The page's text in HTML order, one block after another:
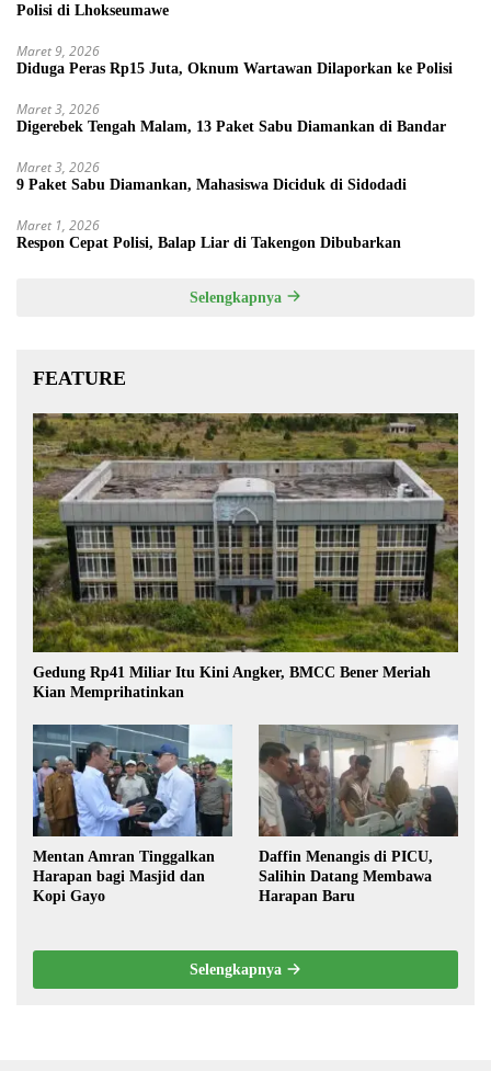
Polisi di Lhokseumawe
Maret 9, 2026
Diduga Peras Rp15 Juta, Oknum Wartawan Dilaporkan ke Polisi
Maret 3, 2026
Digerebek Tengah Malam, 13 Paket Sabu Diamankan di Bandar
Maret 3, 2026
9 Paket Sabu Diamankan, Mahasiswa Diciduk di Sidodadi
Maret 1, 2026
Respon Cepat Polisi, Balap Liar di Takengon Dibubarkan
Selengkapnya
FEATURE
Gedung Rp41 Miliar Itu Kini Angker, BMCC Bener Meriah
Kian Memprihatinkan
Mentan Amran Tinggalkan
Harapan bagi Masjid dan
Kopi Gayo
Daffin Menangis di PICU,
Salihin Datang Membawa
Harapan Baru
Selengkapnya